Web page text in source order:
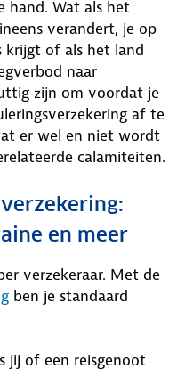
hand. Wat als het
verandert, je op
of als het land
naar
zijn om voordat je
af te
er wel en niet wordt
calamiteiten.
en meer
verzekeraar. Met de
ben je standaard
jij of een reisgenoot